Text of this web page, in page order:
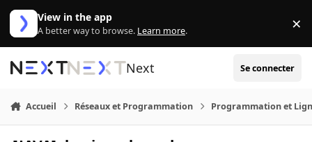
Aller au contenu
View in the app
A better way to browse. Learn more. ×
Next Se connecter
Accueil Réseaux et Programmation Programmation et